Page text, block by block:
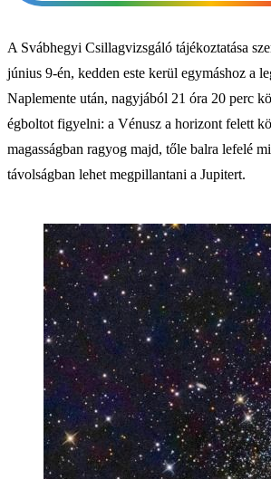
A Svábhegyi Csillagvizsgáló tájékoztatása
június 9-én, kedden este kerül egymáshoz a
Naplemente után, nagyjából 21 óra 20 perc
égboltot figyelni: a Vénusz a horizont felett
magasságban ragyog majd, tőle balra lefelé
távolságban lehet megpillantani a Jupitert.